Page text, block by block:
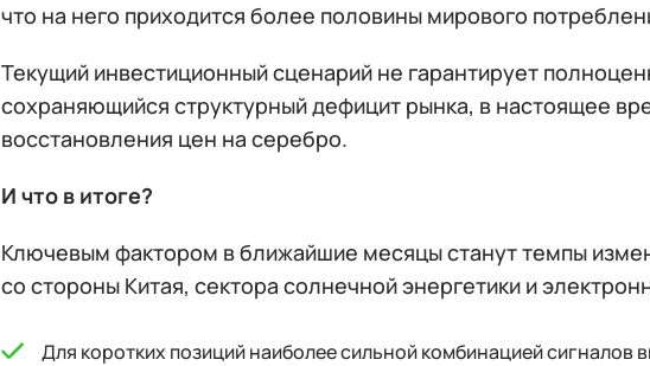
что на него приходится более половины мирового
Текущий инвестиционный сценарий не гарантирует
сохраняющийся структурный дефицит рынка, в настоящее
восстановления цен на серебро.
И что в итоге?
Ключевым фактором в ближайшие месяцы станут темпы
со стороны Китая, сектора солнечной энергетики и
Для коротких позиций наиболее сильной комбинацией сигналов